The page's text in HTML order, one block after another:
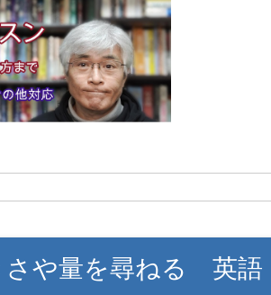
さや量を尋ねる 英語